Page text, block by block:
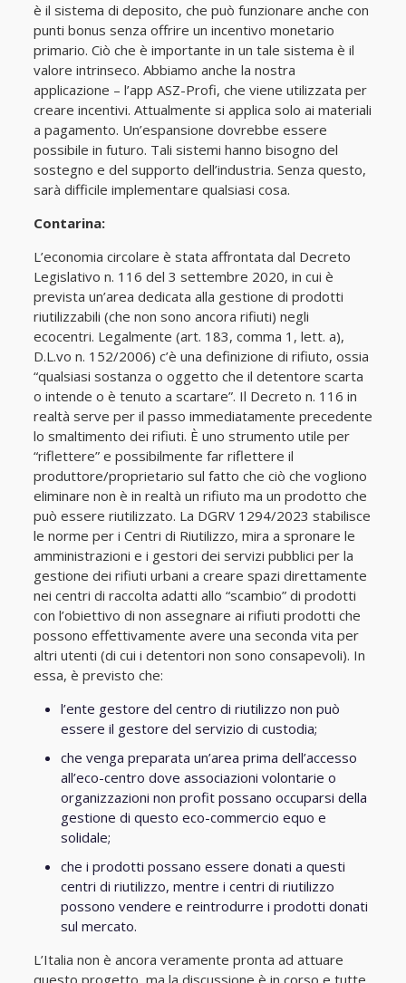
è il sistema di deposito, che può funzionare anche con
punti bonus senza offrire un incentivo monetario
primario. Ciò che è importante in un tale sistema è il
valore intrinseco. Abbiamo anche la nostra
applicazione – l’app ASZ-Profi, che viene utilizzata per
creare incentivi. Attualmente si applica solo ai materiali
a pagamento. Un’espansione dovrebbe essere
possibile in futuro. Tali sistemi hanno bisogno del
sostegno e del supporto dell’industria. Senza questo,
sarà difficile implementare qualsiasi cosa.
Contarina:
L’economia circolare è stata affrontata dal Decreto
Legislativo n. 116 del 3 settembre 2020, in cui è
prevista un’area dedicata alla gestione di prodotti
riutilizzabili (che non sono ancora rifiuti) negli
ecocentri. Legalmente (art. 183, comma 1, lett. a),
D.L.vo n. 152/2006) c’è una definizione di rifiuto, ossia
“qualsiasi sostanza o oggetto che il detentore scarta
o intende o è tenuto a scartare”. Il Decreto n. 116 in
realtà serve per il passo immediatamente precedente
lo smaltimento dei rifiuti. È uno strumento utile per
“riflettere” e possibilmente far riflettere il
produttore/proprietario sul fatto che ciò che vogliono
eliminare non è in realtà un rifiuto ma un prodotto che
può essere riutilizzato. La DGRV 1294/2023 stabilisce
le norme per i Centri di Riutilizzo, mira a spronare le
amministrazioni e i gestori dei servizi pubblici per la
gestione dei rifiuti urbani a creare spazi direttamente
nei centri di raccolta adatti allo “scambio” di prodotti
con l’obiettivo di non assegnare ai rifiuti prodotti che
possono effettivamente avere una seconda vita per
altri utenti (di cui i detentori non sono consapevoli). In
essa, è previsto che:
l’ente gestore del centro di riutilizzo non può
essere il gestore del servizio di custodia;
che venga preparata un’area prima dell’accesso
all’eco-centro dove associazioni volontarie o
organizzazioni non profit possano occuparsi della
gestione di questo eco-commercio equo e
solidale;
che i prodotti possano essere donati a questi
centri di riutilizzo, mentre i centri di riutilizzo
possono vendere e reintrodurre i prodotti donati
sul mercato.
L’Italia non è ancora veramente pronta ad attuare
questo progetto, ma la discussione è in corso e tutte